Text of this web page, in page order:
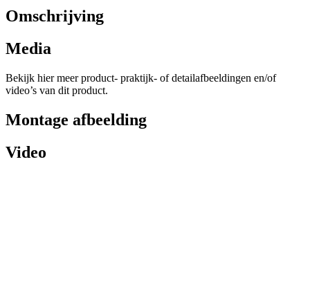
Omschrijving
Media
Bekijk hier meer product- praktijk- of detailafbeeldingen en/of
video’s van dit product.
Montage afbeelding
Video